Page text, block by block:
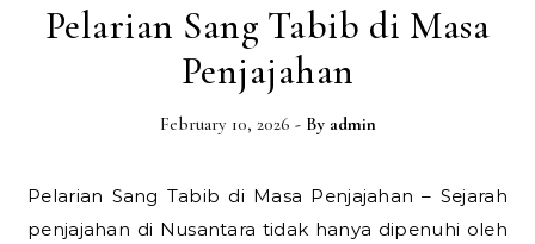
Pelarian Sang Tabib di Masa
Penjajahan
February 10, 2026 - By admin
Pelarian Sang Tabib di Masa Penjajahan – Sejarah
penjajahan di Nusantara tidak hanya dipenuhi oleh